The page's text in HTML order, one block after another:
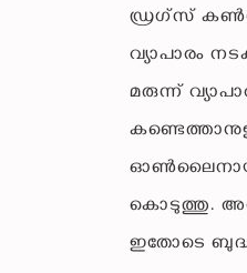
ഡ്രഗ്‌സ്
വ്യാപാരം
മരുന്ന്
ഓണ്‍ലൈനായി
കൊടുത്തു.
ഇതോടെ